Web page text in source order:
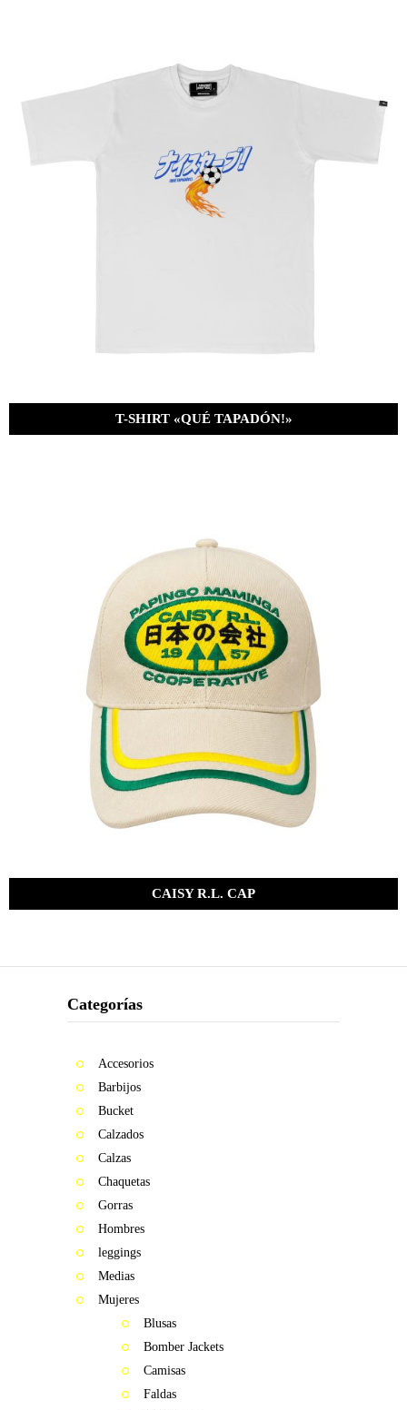
T-SHIRT «QUÉ TAPADÓN!»
CAISY R.L. CAP
Categorías
Accesorios
Barbijos
Bucket
Calzados
Calzas
Chaquetas
Gorras
Hombres
leggings
Medias
Mujeres
Blusas
Bomber Jackets
Camisas
Faldas